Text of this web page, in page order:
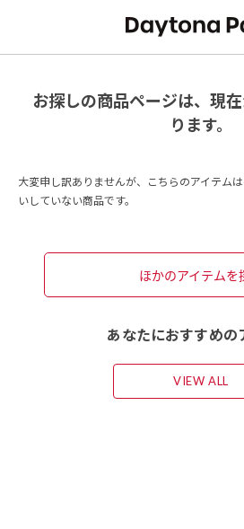
お探しの商品ページは、現
ります。
大変申し訳ありませんが、こちらのアイテム
いしていない商品です。
ほかのアイテムを
あなたにおすすめの
VIEW ALL